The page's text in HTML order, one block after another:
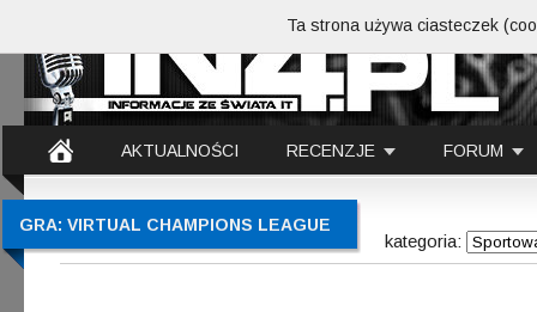
AKTUALNOŚCI RECENZJE FORUM
GRA: VIRTUAL CHAMPIONS LEAGUE
kategoria:
Ta strona używa ciasteczek